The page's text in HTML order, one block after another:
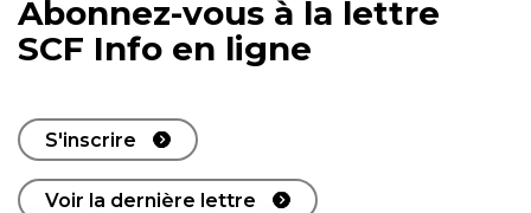
Abonnez-vous à la lettre
SCF Info en ligne
S'inscrire
Voir la dernière lettre